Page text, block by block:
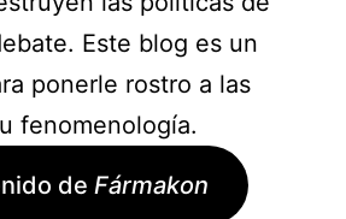
Este blog es un
ponerle rostro a las
fenomenología.
de Fármakon